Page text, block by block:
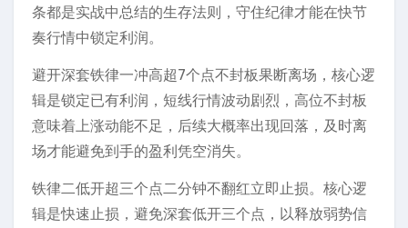
条都是实战中总结的生存法则，守住纪律才能在快节
奏行情中锁定利润。
避开深套铁律一冲高超7个点不封板果断离场，核心逻
辑是锁定已有利润，短线行情波动剧烈，高位不封板
意味着上涨动能不足，后续大概率出现回落，及时离
场才能避免到手的盈利凭空消失。
铁律二低开超三个点二分钟不翻红立即止损。核心逻
辑是快速止损，避免深套低开三个点，以释放弱势信